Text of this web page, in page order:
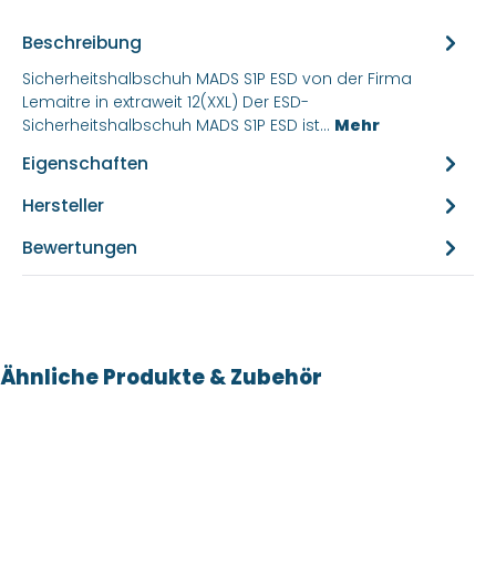
Beschreibung
Sicherheitshalbschuh MADS S1P ESD von der Firma
Lemaitre in extraweit 12(XXL) Der ESD-
Sicherheitshalbschuh MADS S1P ESD ist… Mehr
Eigenschaften
Hersteller
Bewertungen
Produktgalerie überspringen
Ähnliche Produkte & Zubehör